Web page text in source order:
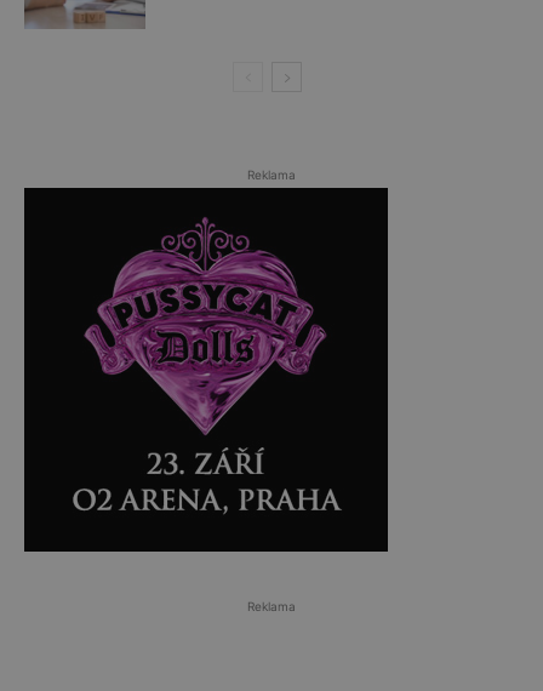
Reklama
Reklama